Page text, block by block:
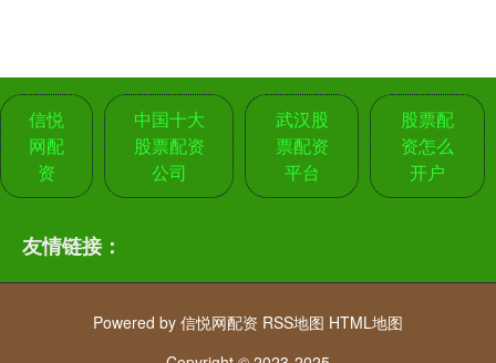
信悦
网配
资
中国十大
股票配资
公司
武汉股
票配资
平台
股票配
资怎么
开户
友情链接：
Powered by 信悦网配资 RSS地图 HTML地图